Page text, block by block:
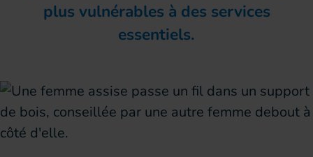
plus vulnérables à des services
essentiels.